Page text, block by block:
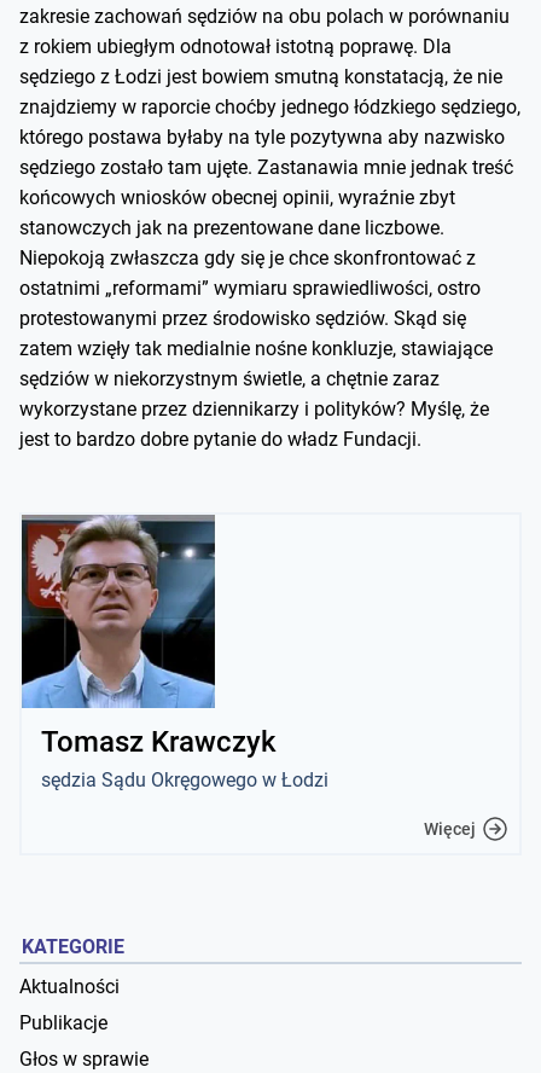
zakresie zachowań sędziów na obu polach w porównaniu
z rokiem ubiegłym odnotował istotną poprawę. Dla
sędziego z Łodzi jest bowiem smutną konstatacją, że nie
znajdziemy w raporcie choćby jednego łódzkiego sędziego,
którego postawa byłaby na tyle pozytywna aby nazwisko
sędziego zostało tam ujęte. Zastanawia mnie jednak treść
końcowych wniosków obecnej opinii, wyraźnie zbyt
stanowczych jak na prezentowane dane liczbowe.
Niepokoją zwłaszcza gdy się je chce skonfrontować z
ostatnimi „reformami” wymiaru sprawiedliwości, ostro
protestowanymi przez środowisko sędziów. Skąd się
zatem wzięły tak medialnie nośne konkluzje, stawiające
sędziów w niekorzystnym świetle, a chętnie zaraz
wykorzystane przez dziennikarzy i polityków? Myślę, że
jest to bardzo dobre pytanie do władz Fundacji.
Tomasz Krawczyk
sędzia Sądu Okręgowego w Łodzi
Więcej
KATEGORIE
Aktualności
Publikacje
Głos w sprawie